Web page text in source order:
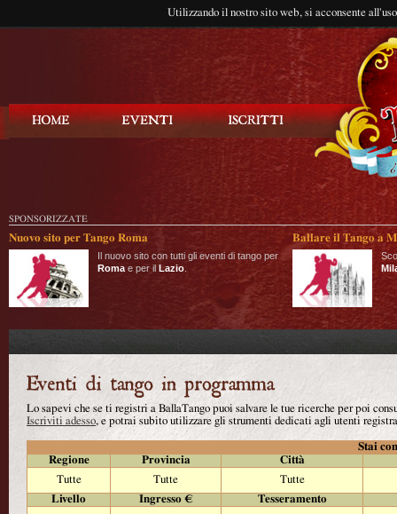
Utilizzando il nostro sito web, si acconsente
SPONSORIZZATE
Nuovo sito per Tango Roma
Il nuovo sito con tutti gli eventi di tango per
Roma e per il Lazio
Ballare il Tango a
Lo sapevi che se ti registri a BallaTango puoi salvare le tue ricerche per poi
Iscriviti adesso, e potrai subito utilizzare gli strumenti dedicati agli utenti
Stai
Regione
Provincia
Città
Tutte
Tutte
Tutte
Livello
Ingresso €
Tesseramento